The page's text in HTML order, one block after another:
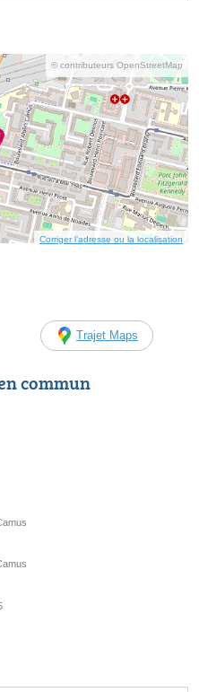
© contributeurs OpenStreetMap
Corriger l’adresse ou la localisation
Trajet Maps
commun